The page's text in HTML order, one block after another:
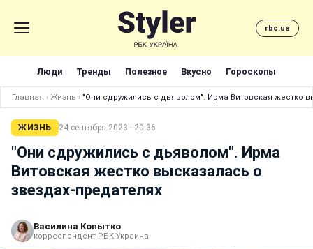
rbc.ua
Люди Тренды Полезное Вкусно Гороскопы
Главная › Жизнь › "Они сдружились с дьяволом". Ирма Витовская жестко
ЖИЗНЬ 24 сентября 2023 · 20:36
"Они сдружились с дьяволом". Ирма
Витовская жестко высказалась о
звездах-предателях
Василина Копытко
корреспондент РБК-Украина